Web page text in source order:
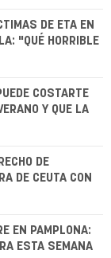
DE ETA EN
"QUÉ HORRIBLE
COSTARTE
Y QUE LA
DE
DE CEUTA CON
EN PAMPLONA:
ESTA SEMANA